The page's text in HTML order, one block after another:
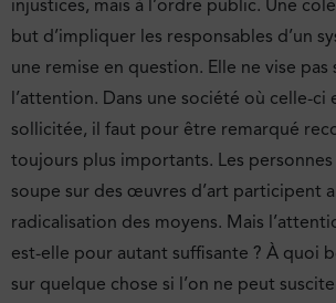
injustices, mais à l’ordre public. Une
but d’impliquer les responsables d’un
une remise en question. Elle ne vise
l’attention. Dans une société où celle-ci
sollicitée, il faut pour être remarqué
toujours plus importants. Les
soupe sur des œuvres d’art participent
radicalisation des moyens. Mais
est-elle pour autant suffisante ? À quoi
sur quelque chose si l’on ne peut